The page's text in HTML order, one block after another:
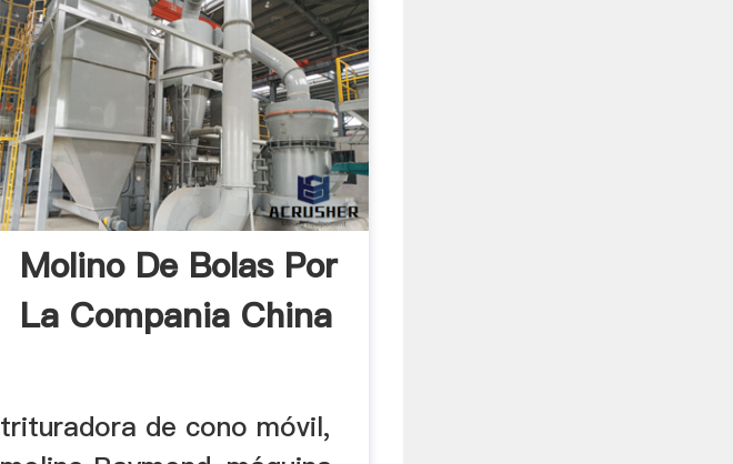
Molino De Bolas Por
La Compania China
trituradora de cono móvil,